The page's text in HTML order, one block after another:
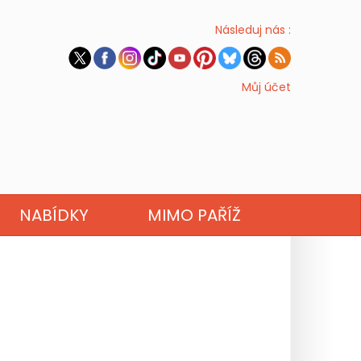
Následuj nás :
Můj účet
NABÍDKY MIMO PAŘÍŽ